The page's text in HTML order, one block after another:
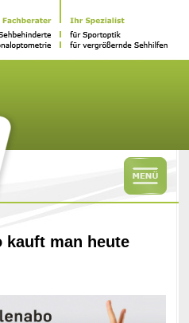
kauft man heute